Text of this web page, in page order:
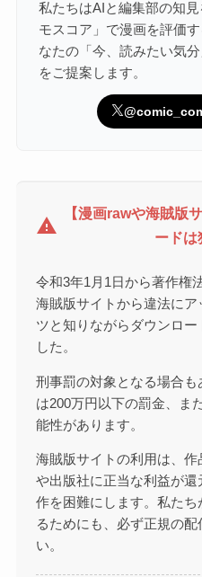
私たちはAIと編集部の知
モスコア」で漫画を評価
なたの「今、読みたい気
をご提案します。
warning
【漫画rawや海賊版
ードは
令和3年1月1日から著作権
海賊版サイトから違法に
ツと知りながらダウンロ
した。
刑事罰の対象となる場合も
は200万円以下の罰金、ま
能性があります。
海賊版サイトの利用は、
や出版社に正当な利益が
作を困難にします。私た
るためにも、必ず正規の
い。